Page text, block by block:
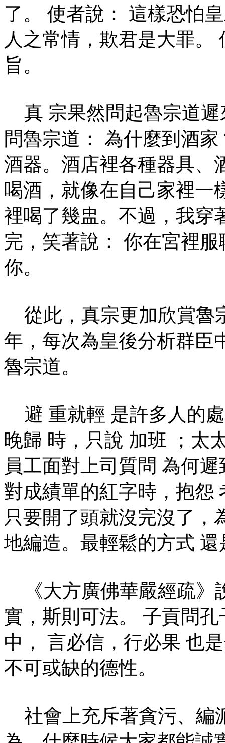
了。 使者說： 這樣恐怕
人之常情，欺君是大罪。
旨。
真 宗果然問起魯宗道遲
問魯宗道： 為什麼到酒
酒器。酒店裡各種器具、
喝酒，就像在自己家裡一
裡喝了幾盅。不過，我穿
完，笑著說： 你在宮裡
你。
從此，真宗更加欣賞魯
年，每次為皇後分析群臣
魯宗道。
避 重就輕 是許多人的
晚歸 時，只說 加班 ；太
員工面對上司質問 為何
對成績單的紅字時，抱怨
只要開了頭就沒完沒了，
地編造。最輕鬆的方式 還
《大方廣佛華嚴經疏》
實，斯則可法。 子貢問
中， 言必信，行必果 也
不可或缺的德性。
社會上充斥著貪污、編